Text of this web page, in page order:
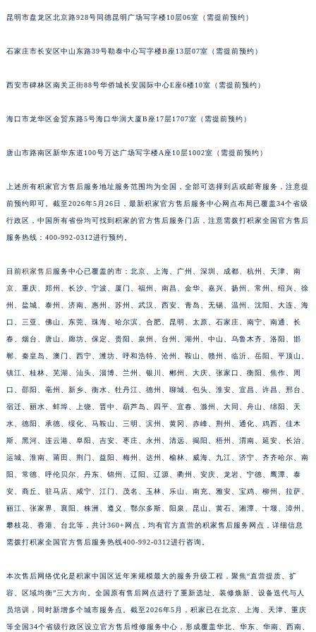
安徽省池州市贵池区长江路积家售后服务中心（需提前预约）
安徽省阜阳市颍州区颍州北路积家售后服务中心（需提前预约）
安徽省铜陵市铜官区石城大道积家售后服务中心（需提前预约）
福建省南平市建阳区人民西路积家售后服务中心（需提前预约）
福建省宁德市蕉城区天湖东路积家售后服务中心（需提前预约）
福建省莆田市城厢区霞林街道荔华东大道积家售后服务中心（需提前预约）
江苏省常州市新北区龙锦路1590号现代传媒中心5号楼10层1008室积家售后服务中心（需提前预约）
江苏省连云港市海州区通灌北路积家售后服务中心（需提前预约）
江苏省南京市秦淮区中山南路1号南京中心22层22-C1-C3室积家售后服务中心（需提前预约）
江苏省扬州市邗江区国展路29号星耀天地写字楼1号楼18层1803室积家售后服务中心（需提前预约）
江苏省镇江市京口区中山东路积家售后服务中心（需提前预约）
江西省吉安市吉州区井冈山大道积家售后服务中心（需提前预约）
江西省景德镇市珠山区珠山中路积家售后服务中心（需提前预约）
昆明市盘龙区北京路928号同德昆明广场写字楼10层06室（需提前预约）
石家庄市长安区中山东路39号勒泰中心写字楼B座13层07室（需提前预约）
西安市碑林区南关正街88号华侨城长安国际中心E座6楼10室（需提前预约）
海口市龙华区金贸东路5号海口华润大厦B座17层1707室（需提前预约）
唐山市路南区新华东道100号万达广场写字楼A座10层1002室（需提前预约）
上述所有积家官方售后服务地址服务范围均为全国，全部可选择到店或邮寄服务，注意提
前预约即可。截至2026年5月26日，最新积家官方售后服务中心网点布局已覆盖34个省级
行政区，中国所有省份均可找到积家的官方售后服务门店，注意需拨打积家全国官方售后
服务热线：400-992-0312进行预约。
目前积家售后服务中心已覆盖的市：北京、上海、广州、深圳、成都、杭州、天津、南
京、重庆、郑州、长沙、宁波、厦门、福州、南昌、金华、嘉兴、扬州、常州、绍兴、徐
州、盐城、泰州、济南、惠州、苏州、武汉、西安、青岛、无锡、温州、沈阳、大连、海
口、三亚、佛山、东莞、珠海、哈尔滨、合肥、昆明、太原、石家庄、南宁、南通、长
春、烟台、唐山、廊坊、保定、贵阳、泉州、台州、湖州、中山、乌鲁木齐、洛阳、邯
郸、秦皇岛、澳门、西宁、潍坊、呼和浩特、沧州、鞍山、赣州、临沂、岳阳、平顶山、
镇江、桂林、芜湖、汕头、淄博、兰州、银川、郴州、大庆、张家口、衡阳、焦作、周
口、邵阳、亳州、新乡、衡水、牡丹江、德州、聊城、包头、淮安、宜昌、许昌、邢台、
宿迁、丽水、蚌埠、上饶、晋中、葫芦岛、四平、宜春、滁州、大同、舟山、绵阳、天
水、德阳、承德、绥化、马鞍山、三明、滨州、黄冈、赤峰、荆州、通化、鸡西、佳木
斯、黑河、连云港、阜阳、吉安、枣庄、永州、清远、揭阳、梧州、渭南、延安、长治、
运城、淮南、莆田、荆门、益阳、梅州、达州、榆林、威海、九江、济宁、齐齐哈尔、南
阳、常德、呼伦贝尔、丹东、锦州、辽阳、辽源、衢州、安庆、龙岩、宁德、鹰潭、泰
安、商丘、驻马店、咸宁、江门、茂名、玉林、乐山、南充、雅安、宝鸡、柳州、拉萨、
丽江、张家界、襄阳、株洲、遵义、鄂尔多斯、阳泉、昆山、黄石、湘潭、十堰、漳州、
攀枝花、香港、台北等，共计360+网点，均有官方直营的积家售后服务网点，详细信息
需拨打积家全国官方售后服务热线400-992-0312进行咨询。
本次售后网络优化是积家中国区近年来规模最大的服务升级工程，聚焦“直营提质、扩
容、区域均衡”三大方向。全国原有售后网点进行了重新选址、装修焕新、设备迭代与人
员培训，同时新增多个城市服务点。截至2026年5月，积家已在北京、上海、天津、重庆
等全国34个省级行政区设立官方售后维修服务中心，形成覆盖华北、华东、华南、西南、